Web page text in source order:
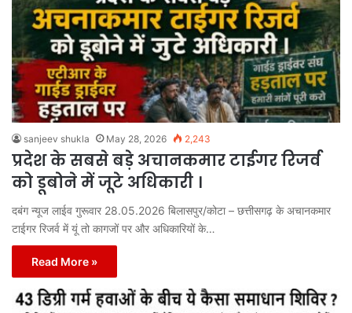
sanjeev shukla May 28, 2026 2,243
प्रदेश के सबसे बड़े अचानकमार टाईगर रिजर्व
को डूबोने में जूटे अधिकारी ।
दबंग न्यूज लाईव गुरूवार 28.05.2026 बिलासपुर/कोटा – छत्तीसगढ़ के अचानकमार
टाईगर रिजर्व में यूं तो कागजों पर और अधिकारियों के…
Read More »